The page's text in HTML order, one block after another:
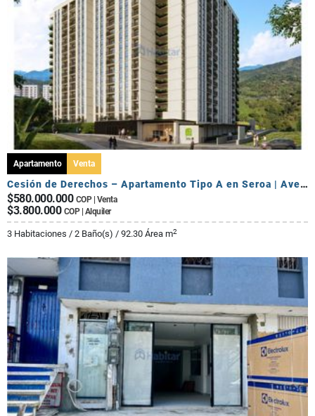
Apartamento Venta
Cesión de Derechos – Apartamento Tipo A en Seroa | Avenida Centenario
$580.000.000 COP | Venta
$3.800.000 COP | Alquiler
3 Habitaciones / 2 Baño(s) / 92.30 Área m2